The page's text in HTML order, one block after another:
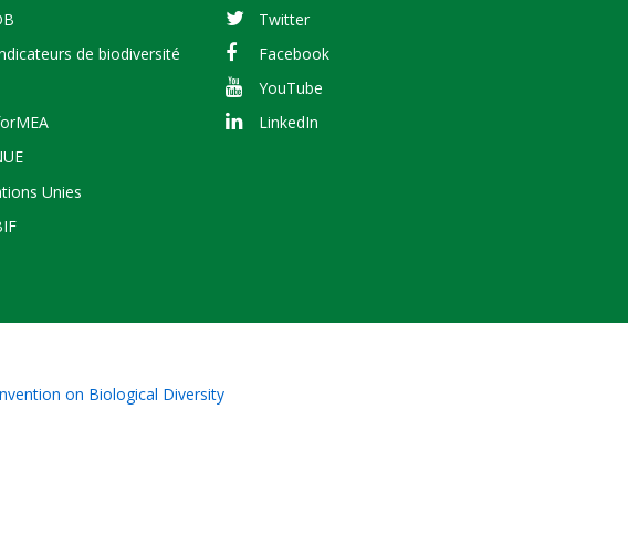
de biodiversité
Unies
Twitter
Facebook
YouTube
LinkedIn
on Biological Diversity